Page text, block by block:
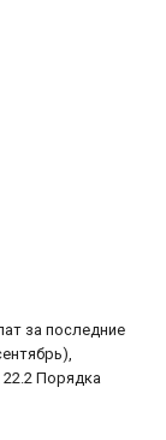
за последние
22.2 Порядка